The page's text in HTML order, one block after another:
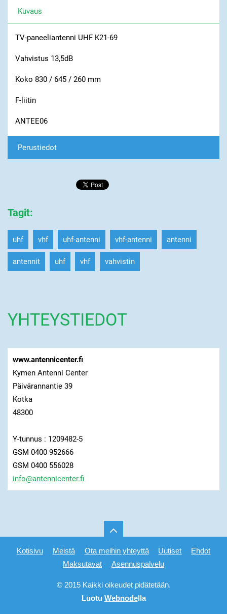
Kuvaus
TV-paneeliantenni UHF K21-69
Vahvistus 13,5dB
Koko 830 / 645 / 260 mm
F-liitin
ANTEE06
Perustiedot
Tagit:
uhf vhf uhf-antenni vhf-antenni antenni
antennit uhf vhf vahvistin
YHTEYSTIEDOT
www.antennicenter.fi
Kymen Antenni Center
Päivärannantie 39
Kotka
48300
Y-tunnus : 1209482-5
GSM 0400 952666
GSM 0400 556028
info@antennicenter.fi
Kotisivu Meistä Ota meihin yhteyttä Uutiset
Ehdot
Maksutavat
Asennuspalvelu
© 2015 Kaikki oikeudet pidätetään.
Luotu Webnodella